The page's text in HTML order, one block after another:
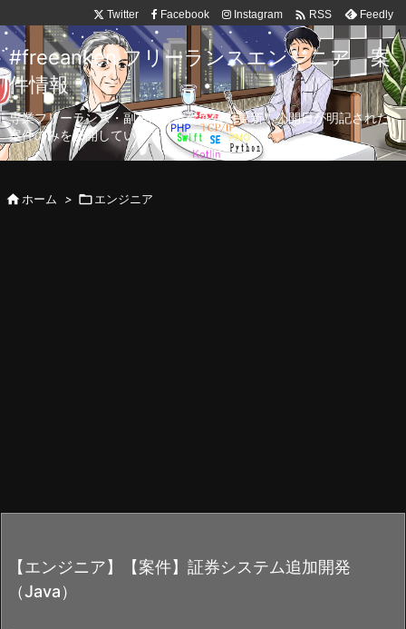
Twitter Facebook Instagram  RSS Feedly
#freeanken フリーランスエンジニア 案
件情報
専業フリーランス・副業向け案件を毎日更新！公開日が明記された
案件のみを公開しています。
ホーム > エンジニア
【エンジニア】【案件】証券システム追加開発
（Java）